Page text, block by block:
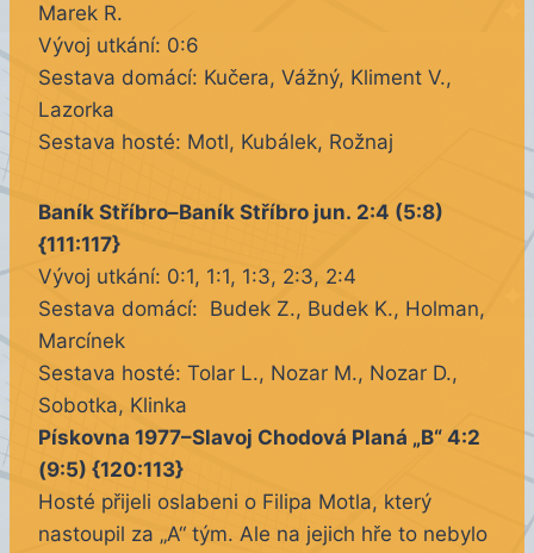
Marek R.
Vývoj utkání: 0:6
Sestava domácí: Kučera, Vážný, Kliment V.,
Lazorka
Sestava hosté: Motl, Kubálek, Rožnaj
Baník Stříbro–Baník Stříbro jun. 2:4 (5:8)
{111:117}
Vývoj utkání: 0:1, 1:1, 1:3, 2:3, 2:4
Sestava domácí: Budek Z., Budek K., Holman,
Marcínek
Sestava hosté: Tolar L., Nozar M., Nozar D.,
Sobotka, Klinka
Pískovna 1977–Slavoj Chodová Planá „B“ 4:2
(9:5) {120:113}
Hosté přijeli oslabeni o Filipa Motla, který
nastoupil za „A“ tým. Ale na jejich hře to nebylo